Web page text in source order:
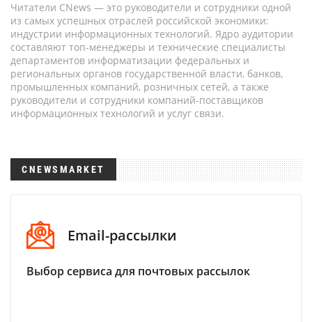
Читатели CNews — это руководители и сотрудники одной
из самых успешных отраслей российской экономики:
индустрии информационных технологий. Ядро аудитории
составляют топ-менеджеры и технические специалисты
департаментов информатизации федеральных и
региональных органов государственной власти, банков,
промышленных компаний, розничных сетей, а также
руководители и сотрудники компаний-поставщиков
информационных технологий и услуг связи.
CNEWSMARKET
Email-рассылки
Выбор сервиса для почтовых рассылок